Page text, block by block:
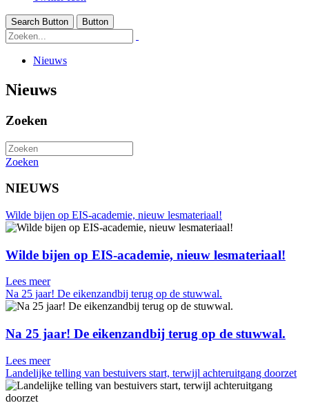
Search Button Button
Nieuws
Nieuws
Zoeken
Zoeken
NIEUWS
Wilde bijen op EIS-academie, nieuw lesmateriaal!
Wilde bijen op EIS-academie, nieuw lesmateriaal!
Lees meer
Na 25 jaar! De eikenzandbij terug op de stuwwal.
Na 25 jaar! De eikenzandbij terug op de stuwwal.
Lees meer
Landelijke telling van bestuivers start, terwijl achteruitgang doorzet